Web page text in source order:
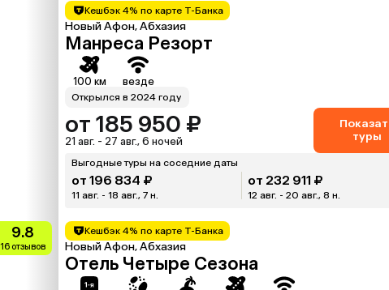
Кешбэк 4% по карте Т-Банка
Новый Афон, Абхазия
Манреса Резорт
100 км везде
Открылся в 2024 году
от 185 950 ₽
21 авг. - 27 авг., 6 ночей
туры
Выгодные туры на соседние даты
от 196 834 ₽
11 авг. - 18 авг., 7 н.
от 232 911 ₽
12 авг. - 20 авг., 8 н.
9.8
16 отзывов
Кешбэк 4% по карте Т-Банка
Новый Афон, Абхазия
Отель Четыре Сезона